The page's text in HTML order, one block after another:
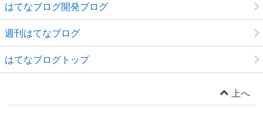
はてなブログ開発ブログ
週刊はてなブログ
はてなブログトップ
上へ